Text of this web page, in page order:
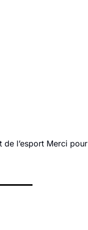
de l’esport Merci pour